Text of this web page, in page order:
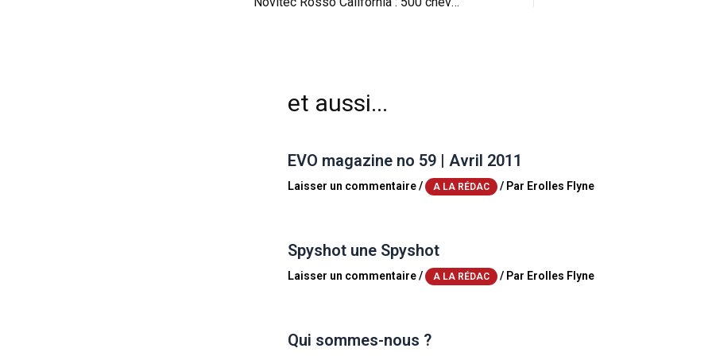
et aussi...
EVO magazine no 59 | Avril 2011
Laisser un commentaire/ A LA RÉDAC / Par Erolles Flyne
Spyshot une Spyshot
Laisser un commentaire/ A LA RÉDAC / Par Erolles Flyne
Qui sommes-nous ?